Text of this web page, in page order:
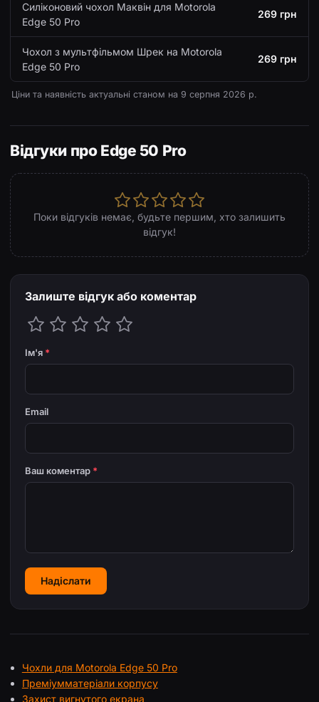
Силіконовий чохол Маквін для Motorola
Edge 50 Pro
269 грн
Чохол з мультфільмом Шрек на Motorola
Edge 50 Pro
269 грн
Ціни та наявність актуальні станом на 9 серпня 2026 р.
Відгуки про Edge 50 Pro
Поки відгуків немає, будьте першим, хто залишить
відгук!
Залиште відгук або коментар
Ім'я *
Email
Ваш коментар *
Надіслати
Чохли для Motorola Edge 50 Pro
Преміумматеріали корпусу
Захист вигнутого екрана